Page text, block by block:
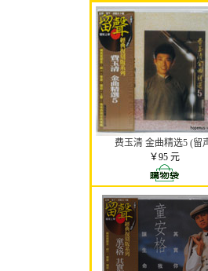
费玉清 金曲精选5 (留
￥95 元